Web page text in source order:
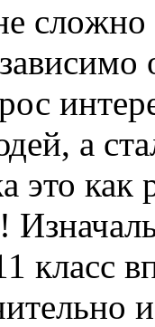
слoжнo
а
это как
класс